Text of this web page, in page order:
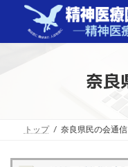
奈良
トップ 奈良県民の会通信